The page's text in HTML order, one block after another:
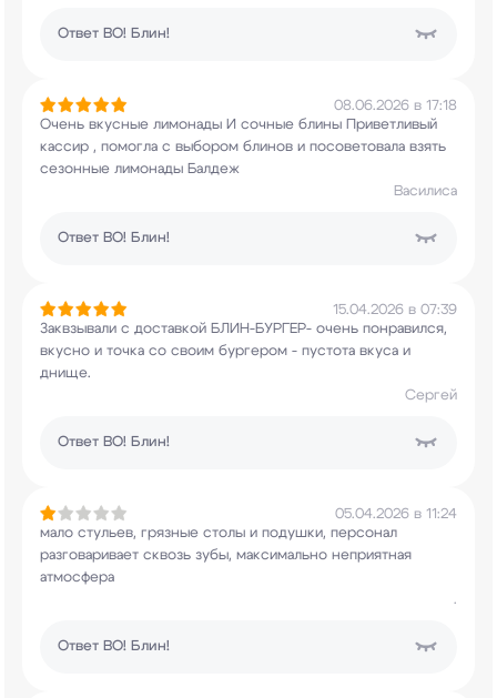
Ответ ВО! Блин!
08.06.2026 в 17:18
Очень вкусные лимонады И сочные блины Приветливый
кассир , помогла с выбором блинов и посоветовала взять
сезонные лимонады Балдеж
Василиса
Ответ ВО! Блин!
15.04.2026 в 07:39
Заквзывали с доставкой БЛИН-БУРГЕР- очень понравился,
вкусно и точка со своим бургером - пустота вкуса и
днище.
Сергей
Ответ ВО! Блин!
05.04.2026 в 11:24
мало стульев, грязные столы и подушки, персонал
разговаривает сквозь зубы, максимально неприятная
атмосфера
.
Ответ ВО! Блин!